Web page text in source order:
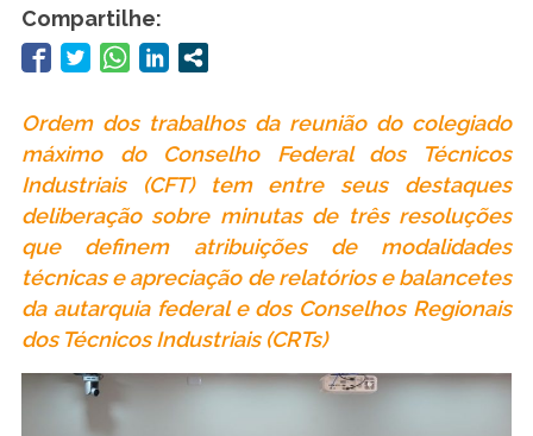
Compartilhe:
Ordem dos trabalhos da reunião do colegiado
máximo do Conselho Federal dos Técnicos
Industriais (CFT) tem entre seus destaques
deliberação sobre minutas de três resoluções
que definem atribuições de modalidades
técnicas e apreciação de relatórios e balancetes
da autarquia federal e dos Conselhos Regionais
dos Técnicos Industriais (CRTs)